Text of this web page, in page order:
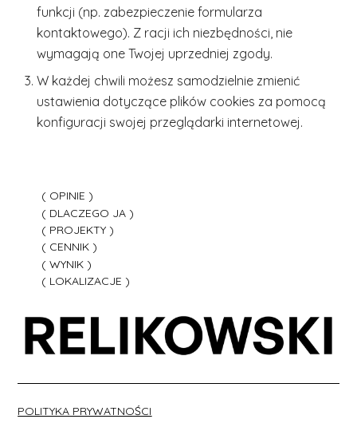
funkcji (np. zabezpieczenie formularza
kontaktowego). Z racji ich niezbędności, nie
wymagają one Twojej uprzedniej zgody.
W każdej chwili możesz samodzielnie zmienić
ustawienia dotyczące plików cookies za pomocą
konfiguracji swojej przeglądarki internetowej.
( OPINIE )
( OPINIE )
( DLACZEGO JA )
( DLACZEGO JA )
( PROJEKTY )
( PROJEKTY )
( CENNIK )
( CENNIK )
( WYNIK )
( WYNIK )
( LOKALIZACJE )
POLITYKA PRYWATNOŚCI